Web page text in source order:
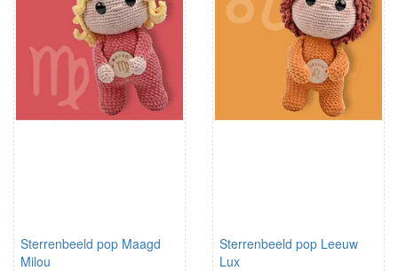
Sterrenbeeld pop Maagd
Milou
Sterrenbeeld pop Leeuw
Lux